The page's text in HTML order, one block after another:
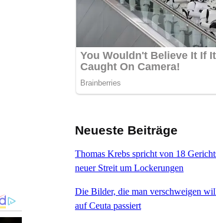
Neueste Beiträge
Thomas Krebs spricht von 18
neuer Streit um Lockerungen
Die Bilder, die man verschweigen
auf Ceuta passiert